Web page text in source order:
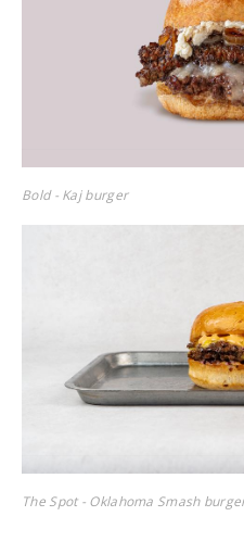
Bold - Kaj burger
The Spot - Oklahoma Smash